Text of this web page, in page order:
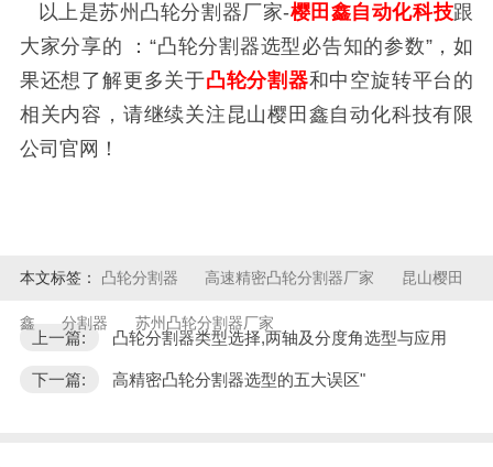
以上是苏州凸轮分割器厂家-樱田鑫自动化科技跟
大家分享的 ：“凸轮分割器选型必告知的参数”，如
果还想了解更多关于凸轮分割器和中空旋转平台的
相关内容，请继续关注昆山樱田鑫自动化科技有限
公司官网！
本文标签： 凸轮分割器 高速精密凸轮分割器厂家 昆山樱田
鑫 分割器 苏州凸轮分割器厂家
上一篇: 凸轮分割器类型选择,两轴及分度角选型与应用
下一篇: 高精密凸轮分割器选型的五大误区"